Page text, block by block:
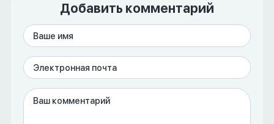
Добавить комментарий